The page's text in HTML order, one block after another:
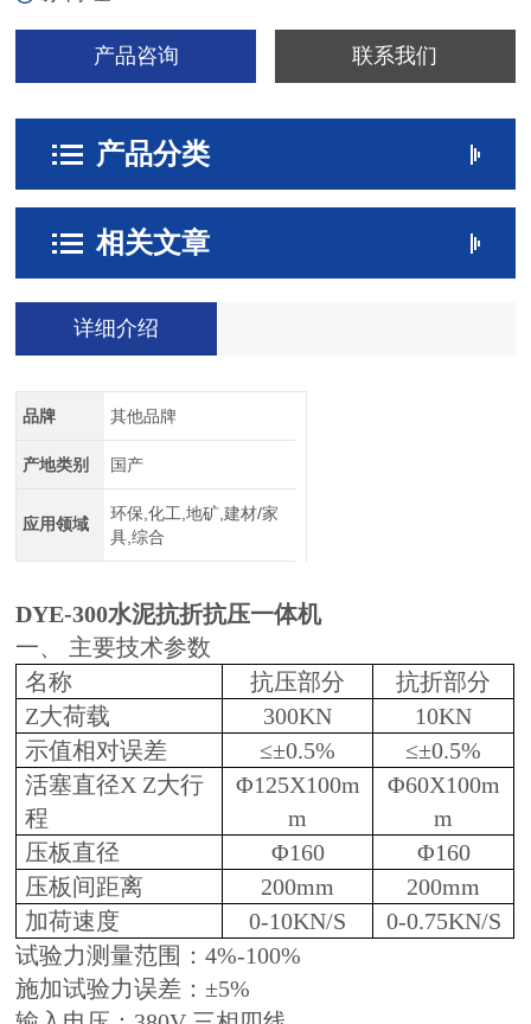
产品咨询 联系我们
产品分类
相关文章
详细介绍
品牌 其他品牌
产地类别 国产
应用领域
环保,化工,地矿,建材/家
具,综合
DYE-300水泥抗折抗压一体机
一、 主要技术参数
名称
抗压部分
抗折部分
Z大荷载
300KN
10KN
示值相对误差
≤±0.5%
≤±0.5%
活塞直径X Z大行
程
Φ125Х100m
m
Φ60Х100m
m
压板直径
Φ160
Φ160
压板间距离
200mm
200mm
加荷速度
0-10KN/S
0-0.75KN/S
试验力测量范围：4%-100%
施加试验力误差：±5%